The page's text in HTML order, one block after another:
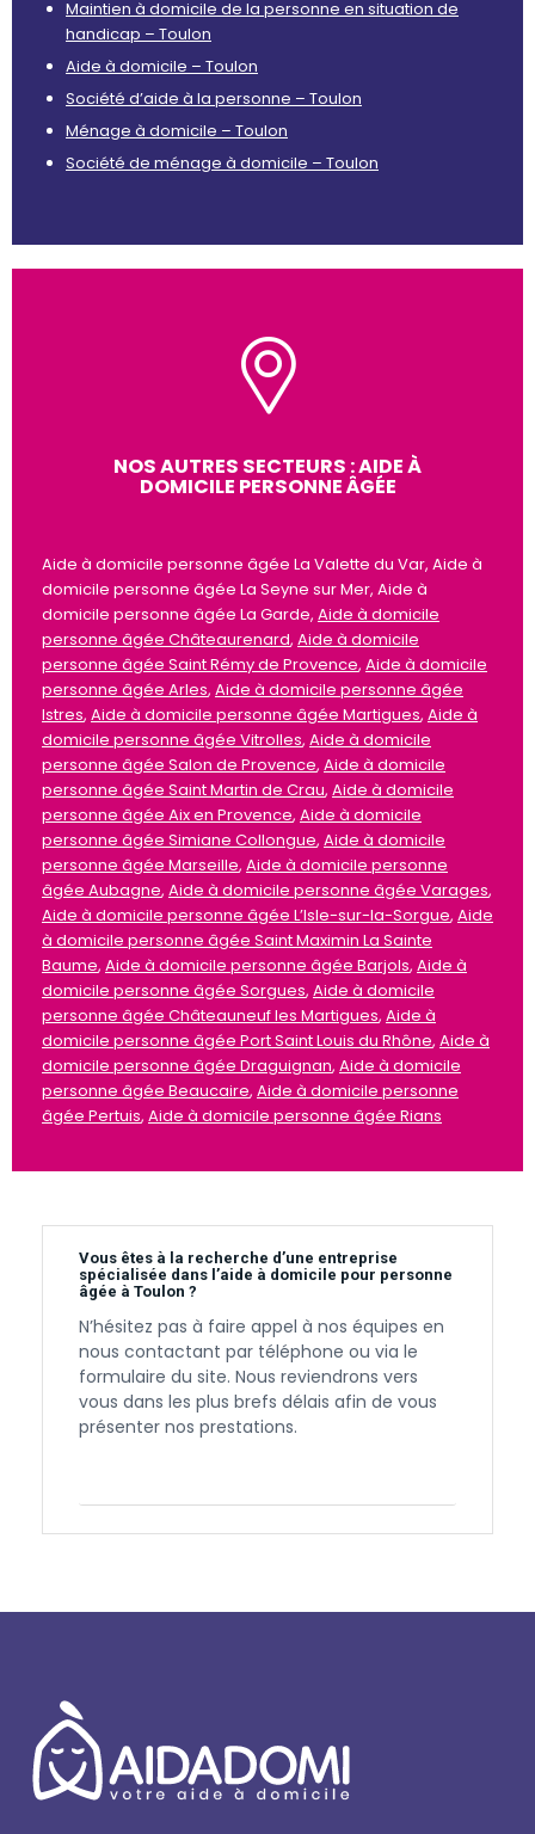
Maintien à domicile de la personne en situation de
handicap – Toulon
Aide à domicile – Toulon
Société d’aide à la personne – Toulon
Ménage à domicile – Toulon
Société de ménage à domicile – Toulon
NOS AUTRES SECTEURS : AIDE À
DOMICILE PERSONNE ÂGÉE
Aide à domicile personne âgée La Valette du Var, Aide à
domicile personne âgée La Seyne sur Mer, Aide à
domicile personne âgée La Garde, Aide à domicile
personne âgée Châteaurenard, Aide à domicile
personne âgée Saint Rémy de Provence, Aide à domicile
personne âgée Arles, Aide à domicile personne âgée
Istres, Aide à domicile personne âgée Martigues, Aide à
domicile personne âgée Vitrolles, Aide à domicile
personne âgée Salon de Provence, Aide à domicile
personne âgée Saint Martin de Crau, Aide à domicile
personne âgée Aix en Provence, Aide à domicile
personne âgée Simiane Collongue, Aide à domicile
personne âgée Marseille, Aide à domicile personne
âgée Aubagne, Aide à domicile personne âgée Varages,
Aide à domicile personne âgée L’Isle-sur-la-Sorgue, Aide
à domicile personne âgée Saint Maximin La Sainte
Baume, Aide à domicile personne âgée Barjols, Aide à
domicile personne âgée Sorgues, Aide à domicile
personne âgée Châteauneuf les Martigues, Aide à
domicile personne âgée Port Saint Louis du Rhône, Aide à
domicile personne âgée Draguignan, Aide à domicile
personne âgée Beaucaire, Aide à domicile personne
âgée Pertuis, Aide à domicile personne âgée Rians
Vous êtes à la recherche d’une entreprise
spécialisée dans l’aide à domicile pour personne
âgée à Toulon ?
N’hésitez pas à faire appel à nos équipes en
nous contactant par téléphone ou via le
formulaire du site. Nous reviendrons vers
vous dans les plus brefs délais afin de vous
présenter nos prestations.